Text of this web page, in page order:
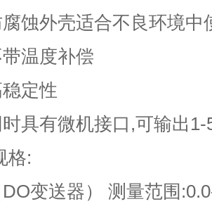
壳适合不良环境中
度补偿
性
微机接口,可输出1-
格:
送器） 测量范围:0.0-